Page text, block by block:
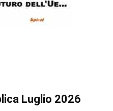
Luglio 2026